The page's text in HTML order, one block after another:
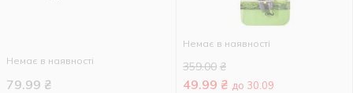
Немає в наявності
79.99 ₴
Немає в наявності
359.00 ₴
49.99 ₴ до 30.09